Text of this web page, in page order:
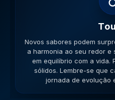
Novos sabores podem
a harmonia ao seu redor
em equilíbrio com a vida.
sólidos. Lembre-se que
jornada de evolução